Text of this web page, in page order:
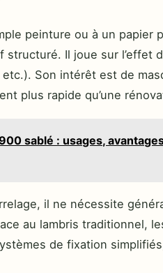
peinture ou à un
structuré. Il joue sur l’effet
Son intérêt est de
plus rapide qu’une
sablé : usages,
il ne nécessite
au lambris traditionnel,
de fixation